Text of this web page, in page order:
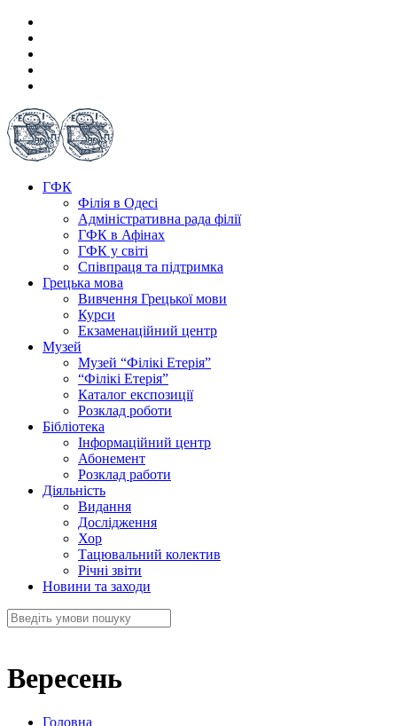
ГФК
Філія в Одесі
Адміністративна рада філії
ГФК в Афінах
ГФК у світі
Співпраця та підтримка
Грецька мова
Вивчення Грецької мови
Курси
Екзаменаційний центр
Музей
Музей “Філікі Етерія”
“Філікі Етерія”
Каталог експозиції
Розклад роботи
Бібліотека
Інформаційний центр
Абонемент
Розклад работи
Діяльність
Видання
Дослідження
Хор
Тацювальний колектив
Річні звіти
Новини та заходи
Вересень
Головна